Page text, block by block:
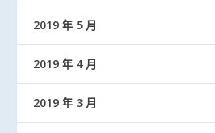
2019 年 5 月
2019 年 4 月
2019 年 3 月